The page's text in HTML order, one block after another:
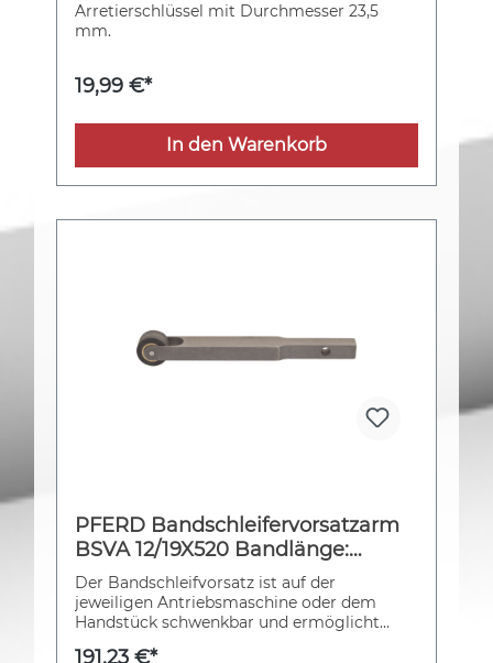
Arretierschlüssel mit Durchmesser 23,5
mm.
19,99 €*
In den Warenkorb
PFERD Bandschleifervorsatzarm
BSVA 12/19X520 Bandlänge:
520mmxBreite: 12-16 mm
Der Bandschleifvorsatz ist auf der
jeweiligen Antriebsmaschine oder dem
Handstück schwenkbar und ermöglicht
191,23 €*